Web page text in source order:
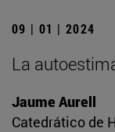
09 | 01 | 2024
La
Jaume Aurell
Catedrático de